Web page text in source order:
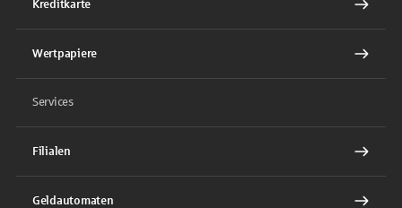
Kreditkarte
Wertpapiere
Services
Filialen
Geldautomaten